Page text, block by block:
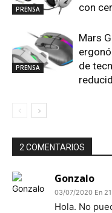
PRENSA
con
PRENSA
Mars
de
2 COMENTARIOS
Gonzalo
03/07/2020 En
Hola. No